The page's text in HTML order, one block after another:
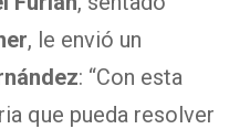
, le envió un
: “Con esta
que pueda resolver